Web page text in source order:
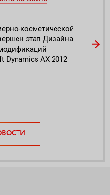
косметической
этап Дизайна
Dynamics АХ 2012